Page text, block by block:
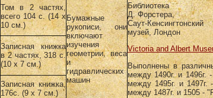
Том в 2 частях,
всего 104 с. (14 x
10 см.)
Бумажные
рукописи, они
включают
изучения
геометрии, веса
и
гидравлических
машин
Библиотека
Д. Форстера,
Саут-Кенсингтонский
музей, Лондон
Victoria and Albert
Выполнены в
между 1490г. и 1496г.
между 1495г. и 1497г.
между 1487г. и 1505 -
Записная книжка
в 2 частях, 318 с.
(10 x 7 см.)
Записная книжка,
176с. (9 x 7 см.)